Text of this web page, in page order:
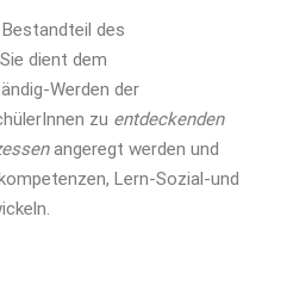
des
dient dem
Werden der
zu entdeckenden
angeregt werden und
Lern-Sozial-und